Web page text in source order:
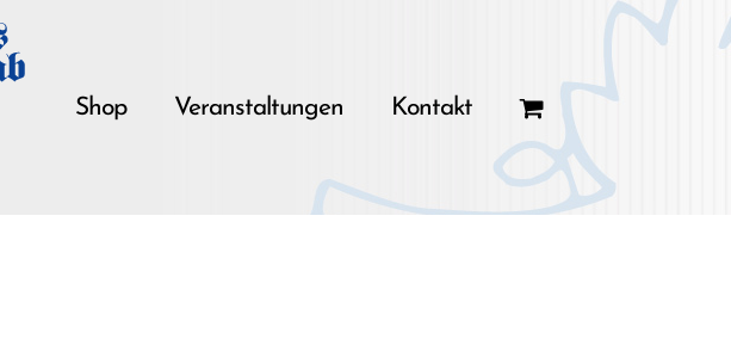
Shop Veranstaltungen Kontakt